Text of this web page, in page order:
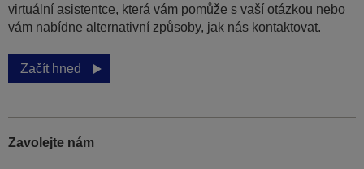
virtuální asistentce, která vám pomůže s vaší otázkou nebo
vám nabídne alternativní způsoby, jak nás kontaktovat.
Začít hned
Zavolejte nám